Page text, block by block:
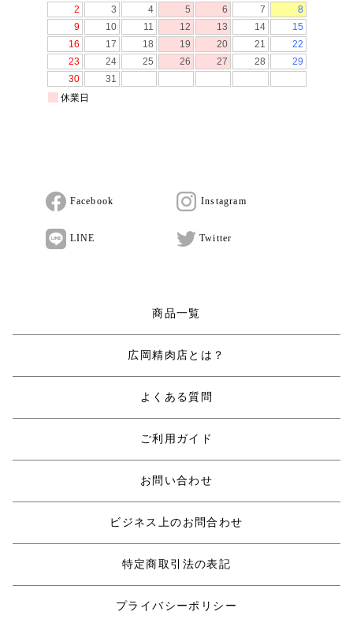
Facebook Instagram
LINE Twitter
商品一覧
広岡精肉店とは？
よくある質問
ご利用ガイド
お問い合わせ
ビジネス上のお問合わせ
特定商取引法の表記
プライバシーポリシー